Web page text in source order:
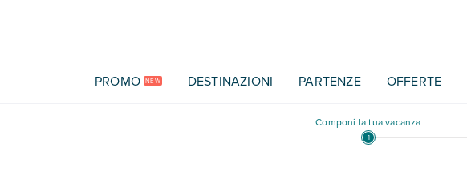
PROMO NEW DESTINAZIONI PARTENZE OFFERTE
Componi la tua vacanza